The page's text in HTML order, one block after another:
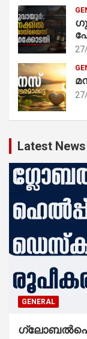
Latest News
GENERAL